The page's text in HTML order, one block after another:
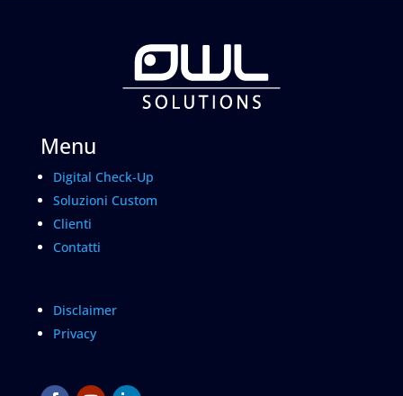
Menu
Digital Check-Up
Soluzioni Custom
Clienti
Contatti
Disclaimer
Privacy